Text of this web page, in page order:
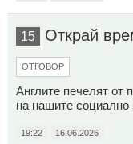
15 Открай
ОТГОВОР
Англите печелят от
на нашите социално
19:22 16.06.2026